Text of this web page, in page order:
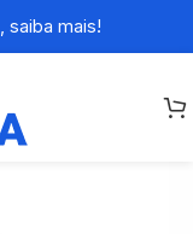
saiba mais!